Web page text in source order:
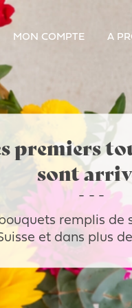
MON COMPTE A
premiers
sont
remplis de
et dans plus